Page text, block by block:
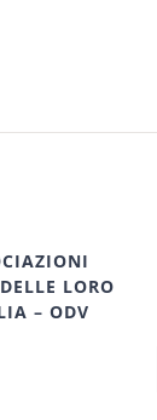
LORO
– ODV